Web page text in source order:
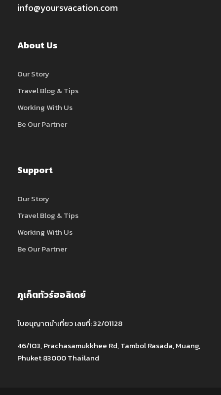
info@yoursvacation.com
About Us
Our Story
Travel Blog & Tips
Working With Us
Be Our Partner
Support
Our Story
Travel Blog & Tips
Working With Us
Be Our Partner
ภูเก็ตทัวร์ฮอลิเดย์
ใบอนุญาตนำเที่ยว เลขที่: 32/01128
46/103, Prachasamukkhee Rd, Tambol Rasada, Muang,
Phuket 83000 Thailand